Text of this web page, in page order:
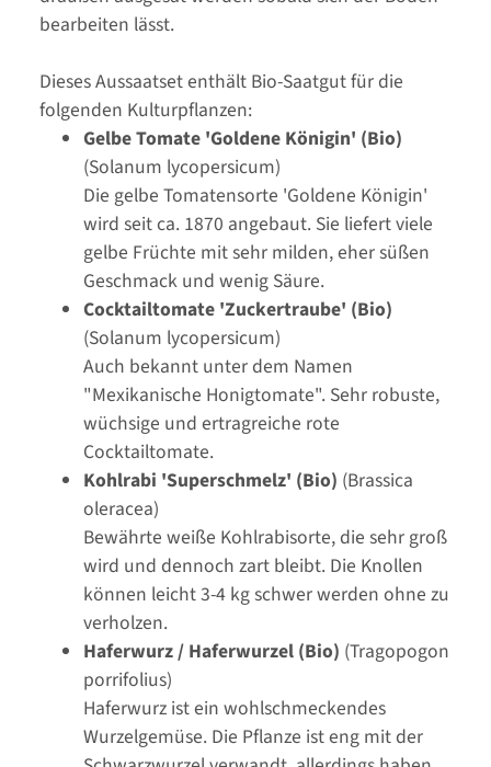
bearbeiten lässt.
Dieses Aussaatset enthält Bio-Saatgut für die
folgenden Kulturpflanzen:
Gelbe Tomate 'Goldene Königin' (Bio)
(Solanum lycopersicum)
Die gelbe Tomatensorte 'Goldene Königin'
wird seit ca. 1870 angebaut. Sie liefert viele
gelbe Früchte mit sehr milden, eher süßen
Geschmack und wenig Säure.
Cocktailtomate 'Zuckertraube' (Bio)
(Solanum lycopersicum)
Auch bekannt unter dem Namen
"Mexikanische Honigtomate". Sehr robuste,
wüchsige und ertragreiche rote
Cocktailtomate.
Kohlrabi 'Superschmelz' (Bio) (Brassica
oleracea)
Bewährte weiße Kohlrabisorte, die sehr groß
wird und dennoch zart bleibt. Die Knollen
können leicht 3-4 kg schwer werden ohne zu
verholzen.
Haferwurz / Haferwurzel (Bio) (Tragopogon
porrifolius)
Haferwurz ist ein wohlschmeckendes
Wurzelgemüse. Die Pflanze ist eng mit der